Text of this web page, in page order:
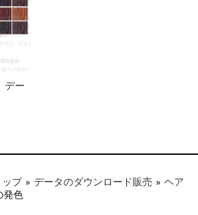
ショップの送料...
【なくなり次第終...
デー
ップ » データのダウンロード販売 » ヘア
発色